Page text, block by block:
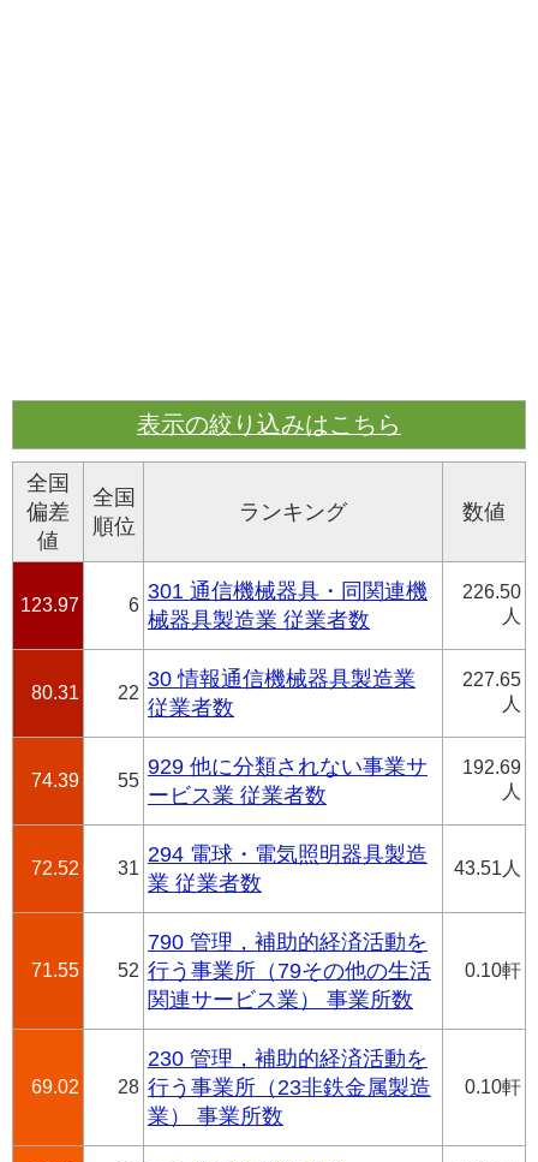
表示の絞り込みはこちら
全国
偏差
値
全国
順位
ランキング 数値
123.97 6
301 通信機械器具・同関連機
械器具製造業 従業者数
226.50
人
80.31 22
30 情報通信機械器具製造業
従業者数
227.65
人
74.39 55
929 他に分類されない事業サ
ービス業 従業者数
192.69
人
72.52 31
294 電球・電気照明器具製造
業 従業者数
43.51人
71.55 52
790 管理，補助的経済活動を
行う事業所（79その他の生活
関連サービス業） 事業所数
0.10軒
69.02 28
230 管理，補助的経済活動を
行う事業所（23非鉄金属製造
業） 事業所数
0.10軒